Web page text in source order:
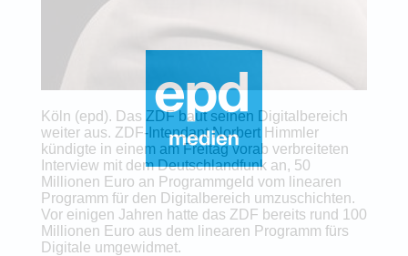
Köln (epd). Das ZDF baut seinen Digitalbereich
weiter aus. ZDF-Intendant Norbert Himmler
kündigte in einem am Freitag vorab verbreiteten
Interview mit dem Deutschlandfunk an, 50
Millionen Euro an Programmgeld vom linearen
Programm für den Digitalbereich umzuschichten.
Vor einigen Jahren hatte das ZDF bereits rund 100
Millionen Euro aus dem linearen Programm fürs
Digitale umgewidmet.